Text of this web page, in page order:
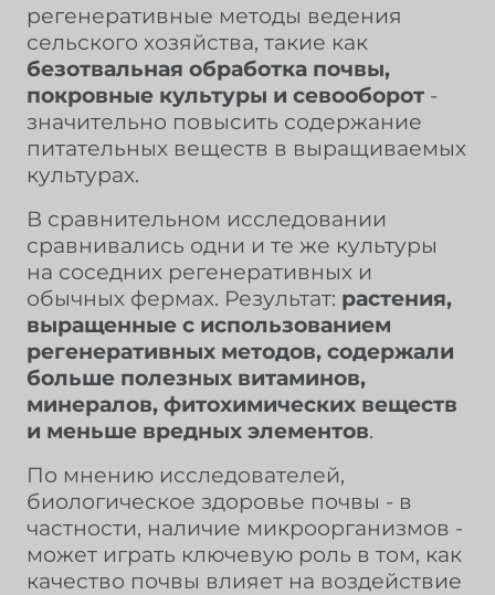
регенеративные методы ведения
сельского хозяйства, такие как
безотвальная обработка почвы,
покровные культуры и севооборот -
значительно повысить содержание
питательных веществ в выращиваемых
культурах.
В сравнительном исследовании
сравнивались одни и те же культуры
на соседних регенеративных и
обычных фермах. Результат: растения,
выращенные с использованием
регенеративных методов, содержали
больше полезных витаминов,
минералов, фитохимических веществ
и меньше вредных элементов.
По мнению исследователей,
биологическое здоровье почвы - в
частности, наличие микроорганизмов -
может играть ключевую роль в том, как
качество почвы влияет на воздействие